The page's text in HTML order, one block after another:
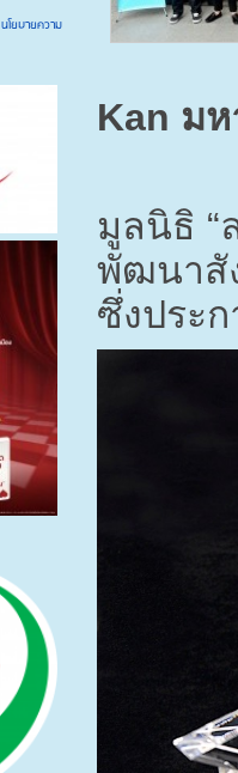
นโยบายความ
Kan มห
มูลนิธิ “
พัฒนาสั
ซึ่งประ